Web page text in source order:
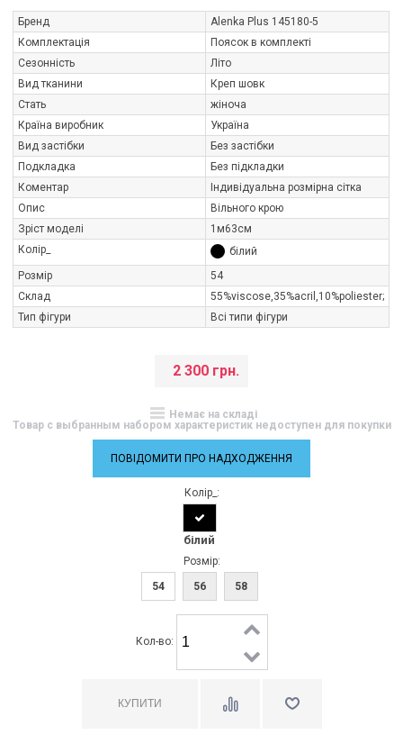
Бренд
Alenka Plus 145180-5
Комплектація
Поясок в комплекті
Сезонність
Літо
Вид тканини
Креп шовк
Стать
жіноча
Країна виробник
Україна
Вид застібки
Без застібки
Подкладка
Без підкладки
Коментар
Індивідуальна розмірна сітка
Опис
Вільного крою
Зріст моделі
1м63см
Колір_
білий
Розмір
54
Склад
55%viscose,35%aсril,10%poliester;
Тип фігури
Всі типи фігури
2 300 грн.
Немає на складі
Товар с выбранным набором характеристик недоступен для покупки
ПОВІДОМИТИ ПРО НАДХОДЖЕННЯ
Колір_:
білий
Розмір:
54
56 58
Кол-во: